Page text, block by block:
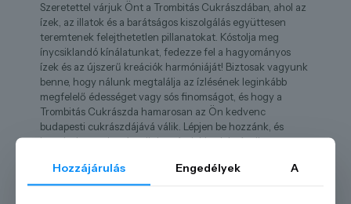
Szeretettel várjuk Önt a Trombitás Cukrászdában, ahol az
ízek, az illatok és a barátságos kiszolgálás együttesen
teremtenek felejthetetlen pillanatokat. Kóstolja meg
ínycsiklandó kínálatunkat, fedezze fel a hagyományos
ízek és az újszerű kreációk harmóniáját! Biztosak vagyunk
benne, hogy nálunk megtalálja az ízlésének leginkább
megfelelő édességet vagy sós finomságot, és hogy a
Trombitás Cukrászda hamarosan az Ön kedvenc
budapesti cukrászdájává válik. Lépjen be hozzánk, és
hagyja, hogy elvarázsoljuk az ízek birodalmával!
Hozzájárulás Engedélyek A